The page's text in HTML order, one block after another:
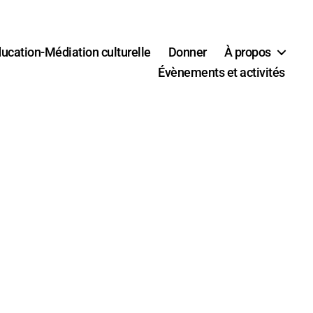
Médiation culturelle Donner
À propos
Évènements et activités